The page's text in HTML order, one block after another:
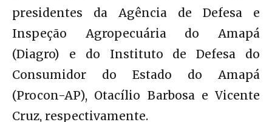
presidentes da Agência de Defesa e
Inspeção Agropecuária do Amapá
(Diagro) e do Instituto de Defesa do
Consumidor do Estado do Amapá
(Procon-AP), Otacílio Barbosa e Vicente
Cruz, respectivamente.